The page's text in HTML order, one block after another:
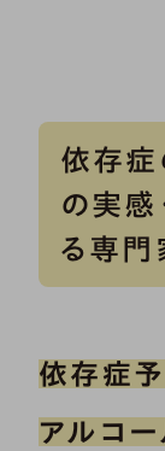
依存症
の実感
る専門
依存症予
アルコ